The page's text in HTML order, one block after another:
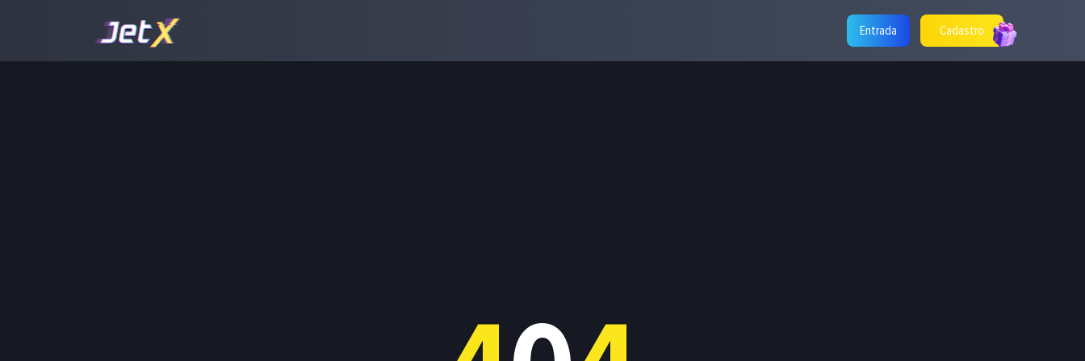
Entrada Cadastro